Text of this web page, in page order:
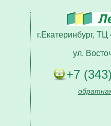
г.Екатеринбург,
ул.
+7